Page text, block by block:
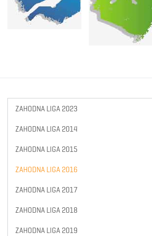
ZAHODNA LIGA 2023
ZAHODNA LIGA 2014
ZAHODNA LIGA 2015
ZAHODNA LIGA 2016
ZAHODNA LIGA 2017
ZAHODNA LIGA 2018
ZAHODNA LIGA 2019